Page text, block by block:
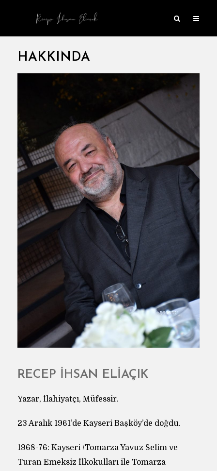
HAKKINDA
RECEP İHSAN ELİAÇIK
Yazar, İlahiyatçı, Müfessir.
23 Aralık 1961’de Kayseri Başköy’de doğdu.
1968-76: Kayseri /Tomarza Yavuz Selim ve
Turan Emeksiz İlkokulları ile Tomarza